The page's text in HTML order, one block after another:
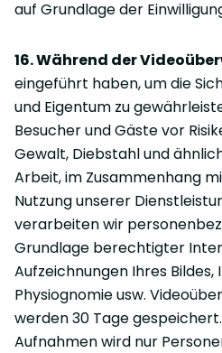
auf Grundlage der
16. Während der
eingeführt haben, um die
und Eigentum zu
Besucher und Gäste vor
Gewalt, Diebstahl und
Arbeit, im Zusammenhang
Nutzung unserer
verarbeiten wir
Grundlage berechtigter
Aufzeichnungen Ihres
Physiognomie usw.
werden 30 Tage
Aufnahmen wird nur